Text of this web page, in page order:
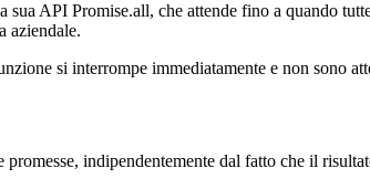
aziendale.
si interrompe immediatamente e non sono